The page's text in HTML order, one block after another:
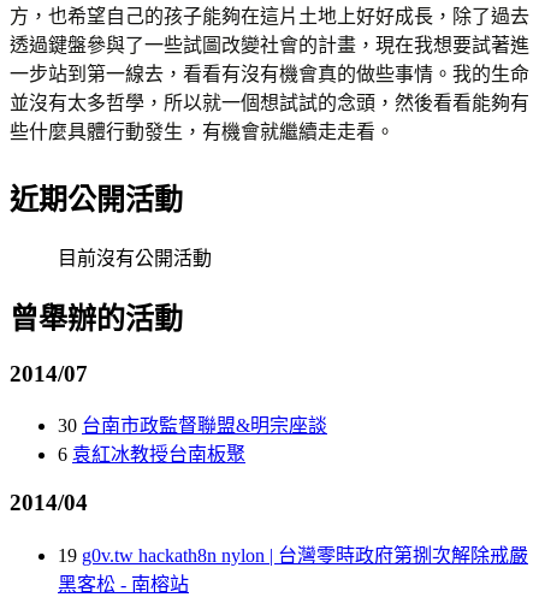
方，也希望自己的孩子能夠在這片土地上好好成長，除了過去
透過鍵盤參與了一些試圖改變社會的計畫，現在我想要試著進
一步站到第一線去，看看有沒有機會真的做些事情。我的生命
並沒有太多哲學，所以就一個想試試的念頭，然後看看能夠有
些什麼具體行動發生，有機會就繼續走走看。
近期公開活動
目前沒有公開活動
曾舉辦的活動
2014/07
30 台南市政監督聯盟&明宗座談
6 袁紅冰教授台南板聚
2014/04
19 g0v.tw hackath8n nylon | 台灣零時政府第捌次解除戒嚴
黑客松 - 南榕站